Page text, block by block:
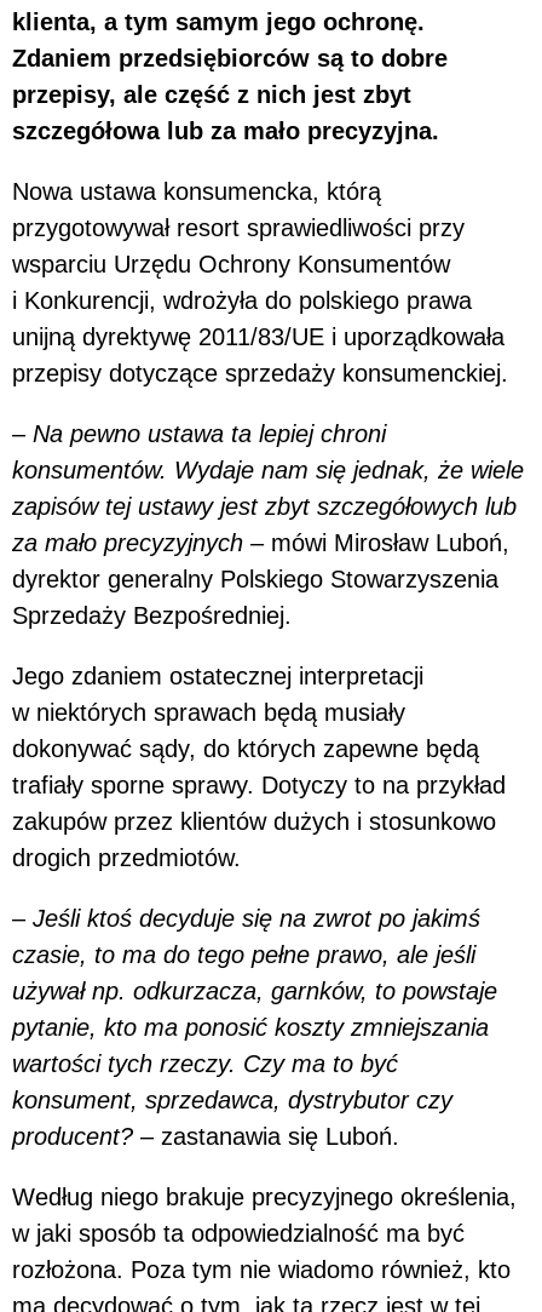
klienta, a tym samym jego ochronę.
Zdaniem przedsiębiorców są to dobre
przepisy, ale część z nich jest zbyt
szczegółowa lub za mało precyzyjna.
Nowa ustawa konsumencka, którą
przygotowywał resort sprawiedliwości przy
wsparciu Urzędu Ochrony Konsumentów
i Konkurencji, wdrożyła do polskiego prawa
unijną dyrektywę 2011/83/UE i uporządkowała
przepisy dotyczące sprzedaży konsumenckiej.
– Na pewno ustawa ta lepiej chroni
konsumentów. Wydaje nam się jednak, że wiele
zapisów tej ustawy jest zbyt szczegółowych lub
za mało precyzyjnych – mówi Mirosław Luboń,
dyrektor generalny Polskiego Stowarzyszenia
Sprzedaży Bezpośredniej.
Jego zdaniem ostatecznej interpretacji
w niektórych sprawach będą musiały
dokonywać sądy, do których zapewne będą
trafiały sporne sprawy. Dotyczy to na przykład
zakupów przez klientów dużych i stosunkowo
drogich przedmiotów.
– Jeśli ktoś decyduje się na zwrot po jakimś
czasie, to ma do tego pełne prawo, ale jeśli
używał np. odkurzacza, garnków, to powstaje
pytanie, kto ma ponosić koszty zmniejszania
wartości tych rzeczy. Czy ma to być
konsument, sprzedawca, dystrybutor czy
producent? – zastanawia się Luboń.
Według niego brakuje precyzyjnego określenia,
w jaki sposób ta odpowiedzialność ma być
rozłożona. Poza tym nie wiadomo również, kto
ma decydować o tym, jak ta rzecz jest w tej